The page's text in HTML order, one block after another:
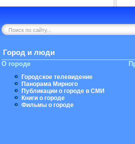
Город и люди
О городе
Городское телевидение
Панорама Мирного
Публикации о городе в СМИ
Книги о городе
Фильмы о городе